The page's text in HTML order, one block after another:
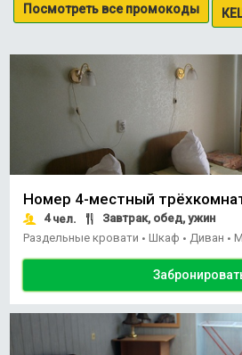
Посмотреть все промокоды
Номер 4-местный
4чел.
Завтрак, обед, ужин
Раздельные кровати • Шкаф • Диван •